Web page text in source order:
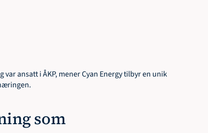
ansatt i ÅKP, mener Cyan Energy tilbyr en unik
som